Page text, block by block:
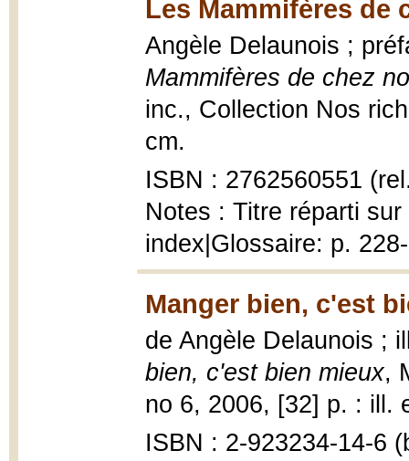
Les Mammifères de
Angèle Delaunois ;
Mammifères de chez
inc., Collection Nos
cm.
ISBN : 2762560551
Notes : Titre réparti
index|Glossaire: p.
Manger bien, c'est
de Angèle Delaunois ;
bien, c'est bien mieux,
no 6, 2006, [32] p. : ill.
ISBN : 2-923234-14-6